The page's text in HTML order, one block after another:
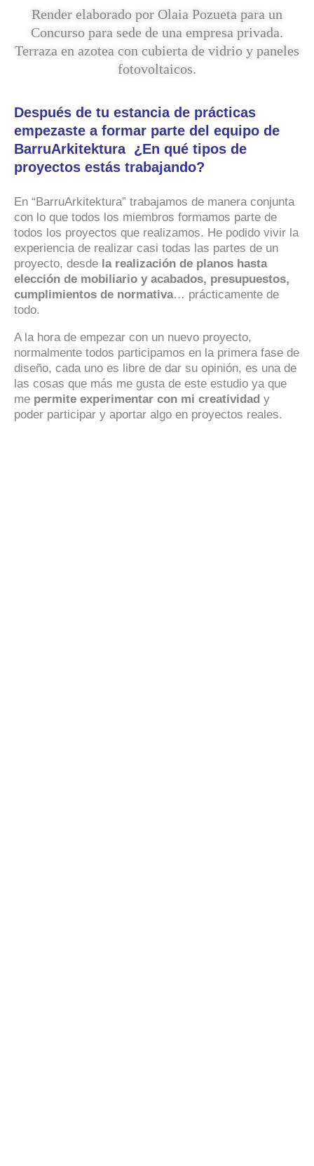
Render elaborado por Olaia Pozueta para un
Concurso para sede de una empresa privada.
Terraza en azotea con cubierta de vidrio y paneles
fotovoltaicos.
Después de tu estancia de prácticas
empezaste a formar parte del equipo de
BarruArkitektura ¿En qué tipos de
proyectos estás trabajando?
En “BarruArkitektura” trabajamos de manera conjunta
con lo que todos los miembros formamos parte de
todos los proyectos que realizamos. He podido vivir la
experiencia de realizar casi todas las partes de un
proyecto, desde la realización de planos hasta
elección de mobiliario y acabados, presupuestos,
cumplimientos de normativa… prácticamente de
todo.
A la hora de empezar con un nuevo proyecto,
normalmente todos participamos en la primera fase de
diseño, cada uno es libre de dar su opinión, es una de
las cosas que más me gusta de este estudio ya que
me permite experimentar con mi creatividad y
poder participar y aportar algo en proyectos reales.